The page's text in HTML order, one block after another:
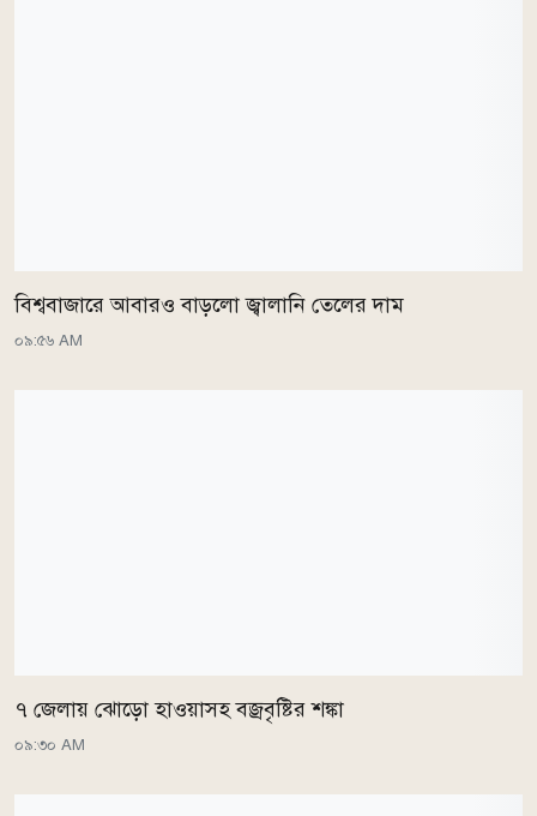
বিশ্ববাজারে আবারও বাড়লো জ্বালানি তেলের দাম
০৯:৫৬ AM
৭ জেলায় ঝোড়ো হাওয়াসহ বজ্রবৃষ্টির শঙ্কা
০৯:৩০ AM